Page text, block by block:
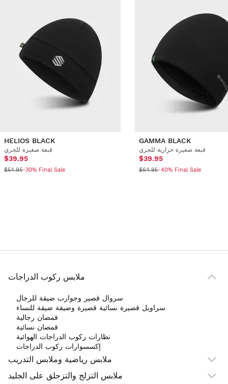
HELIOS BLACK
قبعة صغيرة للجري
$39.95
$54.95-30% Final Sale
GAMMA BLACK
قبعة صغيرة حرارية للجري
$39.95
$64.95-40% Final Sale
ملابس ركوب الدراجات
سروال قصير وجوارب ضيقة للرجال
سراويل قصيرة نسائية قصيرة وضيقة ضيقة للنساء
قمصان رجالية
قمصان نسائية
نظارات ركوب الدراجات الهوائية
إكسسوارات ركوب الدراجات
ملابس رياضية وملابس التدريب
ملابس التزلج والتزحلق على الجليد